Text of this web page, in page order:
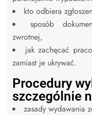
kto odbiera
sposób
zwrotnej,
jak zachęcać
zamiast je ukrywać.
Procedury
szczególnie
zasady wydawania